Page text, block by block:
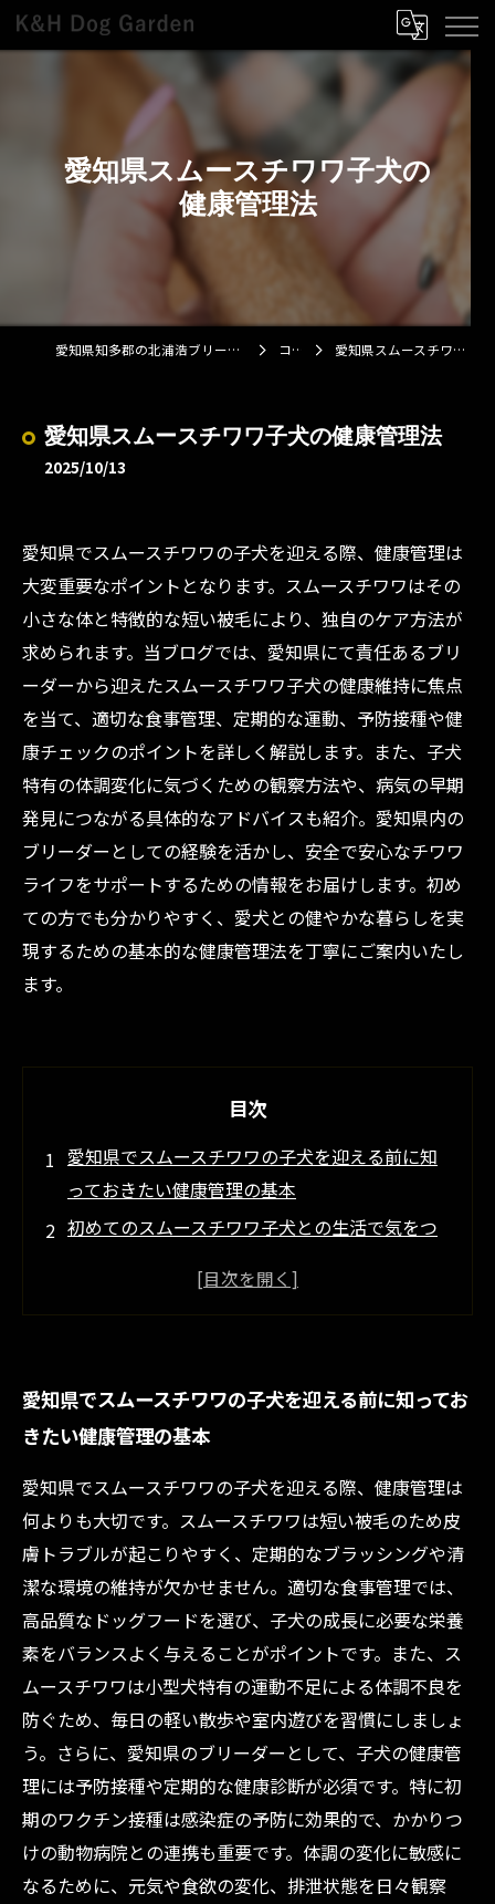
愛知県スムースチワワ子犬の
健康管理法
愛知県知多郡の北浦浩ブリーダーならK&H Dog Garden コラム 愛知県スムースチワワ子犬の健康管理法
愛知県スムースチワワ子犬の健康管理法
2025/10/13
愛知県でスムースチワワの子犬を迎える際、健康管理は
大変重要なポイントとなります。スムースチワワはその
小さな体と特徴的な短い被毛により、独自のケア方法が
求められます。当ブログでは、愛知県にて責任あるブリ
ーダーから迎えたスムースチワワ子犬の健康維持に焦点
を当て、適切な食事管理、定期的な運動、予防接種や健
康チェックのポイントを詳しく解説します。また、子犬
特有の体調変化に気づくための観察方法や、病気の早期
発見につながる具体的なアドバイスも紹介。愛知県内の
ブリーダーとしての経験を活かし、安全で安心なチワワ
ライフをサポートするための情報をお届けします。初め
ての方でも分かりやすく、愛犬との健やかな暮らしを実
現するための基本的な健康管理法を丁寧にご案内いたし
ます。
目次
愛知県でスムースチワワの子犬を迎える前に知
っておきたい健康管理の基本
初めてのスムースチワワ子犬との生活で気をつ
適切な食事と運動で育てる！スムースチワワ子
ライフの秘訣
病気の早期発見から日々の観察まで、健康トラ
ブルを防ぐ具体的なアドバイス
愛知県の信頼できるブリーダーが教えるスムー
スチワワ子犬選びのポイント
愛知県で安心のチワワライフを！健康管理のプ
ロが伝える最新ケア法
愛知県でスムースチワワの子犬を迎える前に知ってお
きたい健康管理の基本
愛知県でスムースチワワの子犬を迎える際、健康管理は
何よりも大切です。スムースチワワは短い被毛のため皮
膚トラブルが起こりやすく、定期的なブラッシングや清
潔な環境の維持が欠かせません。適切な食事管理では、
高品質なドッグフードを選び、子犬の成長に必要な栄養
素をバランスよく与えることがポイントです。また、ス
ムースチワワは小型犬特有の運動不足による体調不良を
防ぐため、毎日の軽い散歩や室内遊びを習慣にしましょ
う。さらに、愛知県のブリーダーとして、子犬の健康管
理には予防接種や定期的な健康診断が必須です。特に初
期のワクチン接種は感染症の予防に効果的で、かかりつ
けの動物病院との連携も重要です。体調の変化に敏感に
なるために、元気や食欲の変化、排泄状態を日々観察